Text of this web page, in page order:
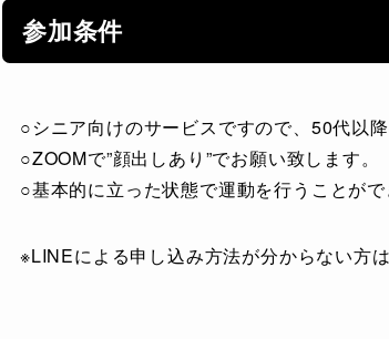
参加条件
○シニア向けのサービスですので、50代以
○ZOOMで”顔出しあり”でお願い致します。
○基本的に立った状態で運動を行うことが
※LINEによる申し込み方法が分からない方